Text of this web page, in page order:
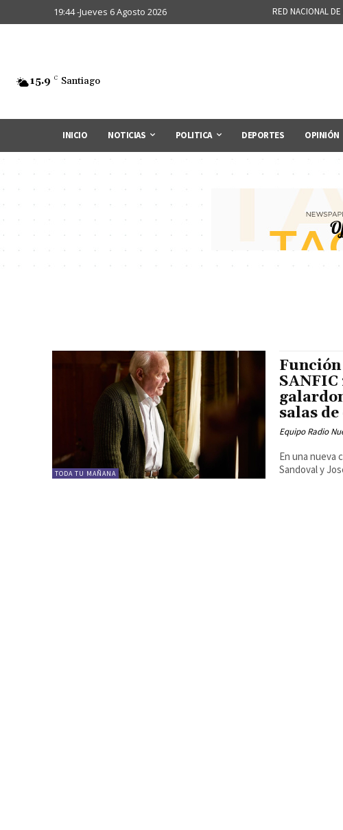
19:44 -Jueves 6 Agosto 2026 RED NACIONAL DE
15.9 C Santiago
INICIO NOTICIAS POLITICA DEPORTES OPINIÓN
TODA TU MAÑANA
SANFIC
salas
Equipo Radio
En una nueva
Sandoval y